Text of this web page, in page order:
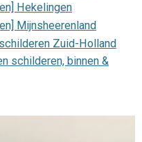
Hekelingen
Mijnsheerenland
Zuid-Holland
schilderen, binnen &